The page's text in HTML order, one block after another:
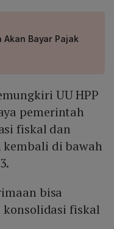
Akan Bayar Pajak
UU HPP
pemerintah
fiskal dan
di bawah
bisa
fiskal